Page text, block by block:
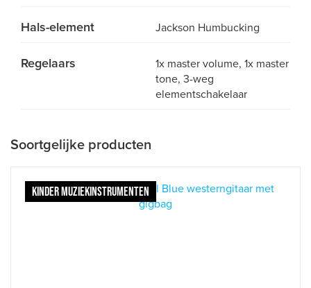
Hals-element Jackson Humbucking
Regelaars
1x master volume, 1x master
tone, 3-weg
elementschakelaar
Soortgelijke producten
KINDER MUZIEKINSTRUMENTEN